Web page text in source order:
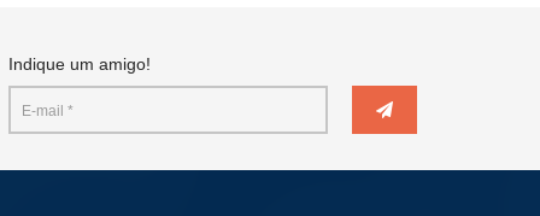
Indique um amigo!